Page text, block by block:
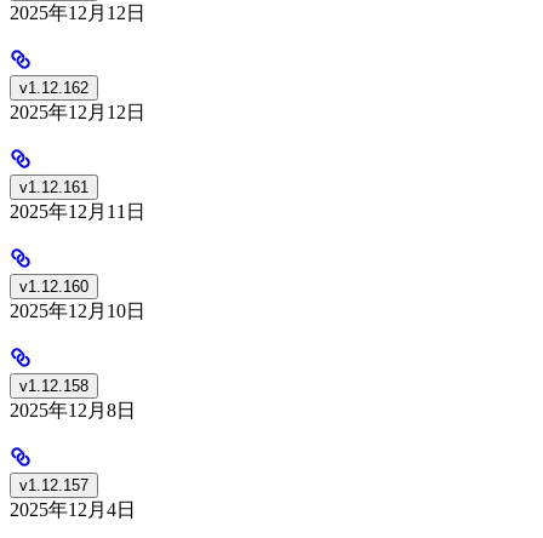
2025年12月12日
v1.12.162
2025年12月12日
v1.12.161
2025年12月11日
v1.12.160
2025年12月10日
v1.12.158
2025年12月8日
v1.12.157
2025年12月4日